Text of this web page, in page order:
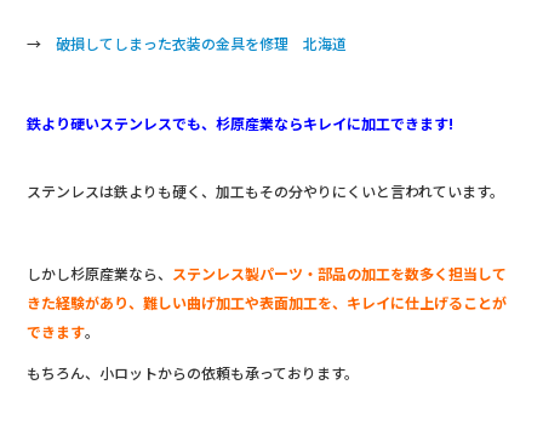
→破損してしまった衣装の金具を修理 北海道
鉄より硬いステンレスでも、杉原産業ならキレイに加工できます!
ステンレスは鉄よりも硬く、加工もその分やりにくいと言われています。
しかし杉原産業なら、 ステンレス製パーツ・部品の加工を数多く担当して
きた経験があり、難しい曲げ加工や表面加工を、キレイに仕上げることが
できます。
もちろん、小ロットからの依頼も承っております。